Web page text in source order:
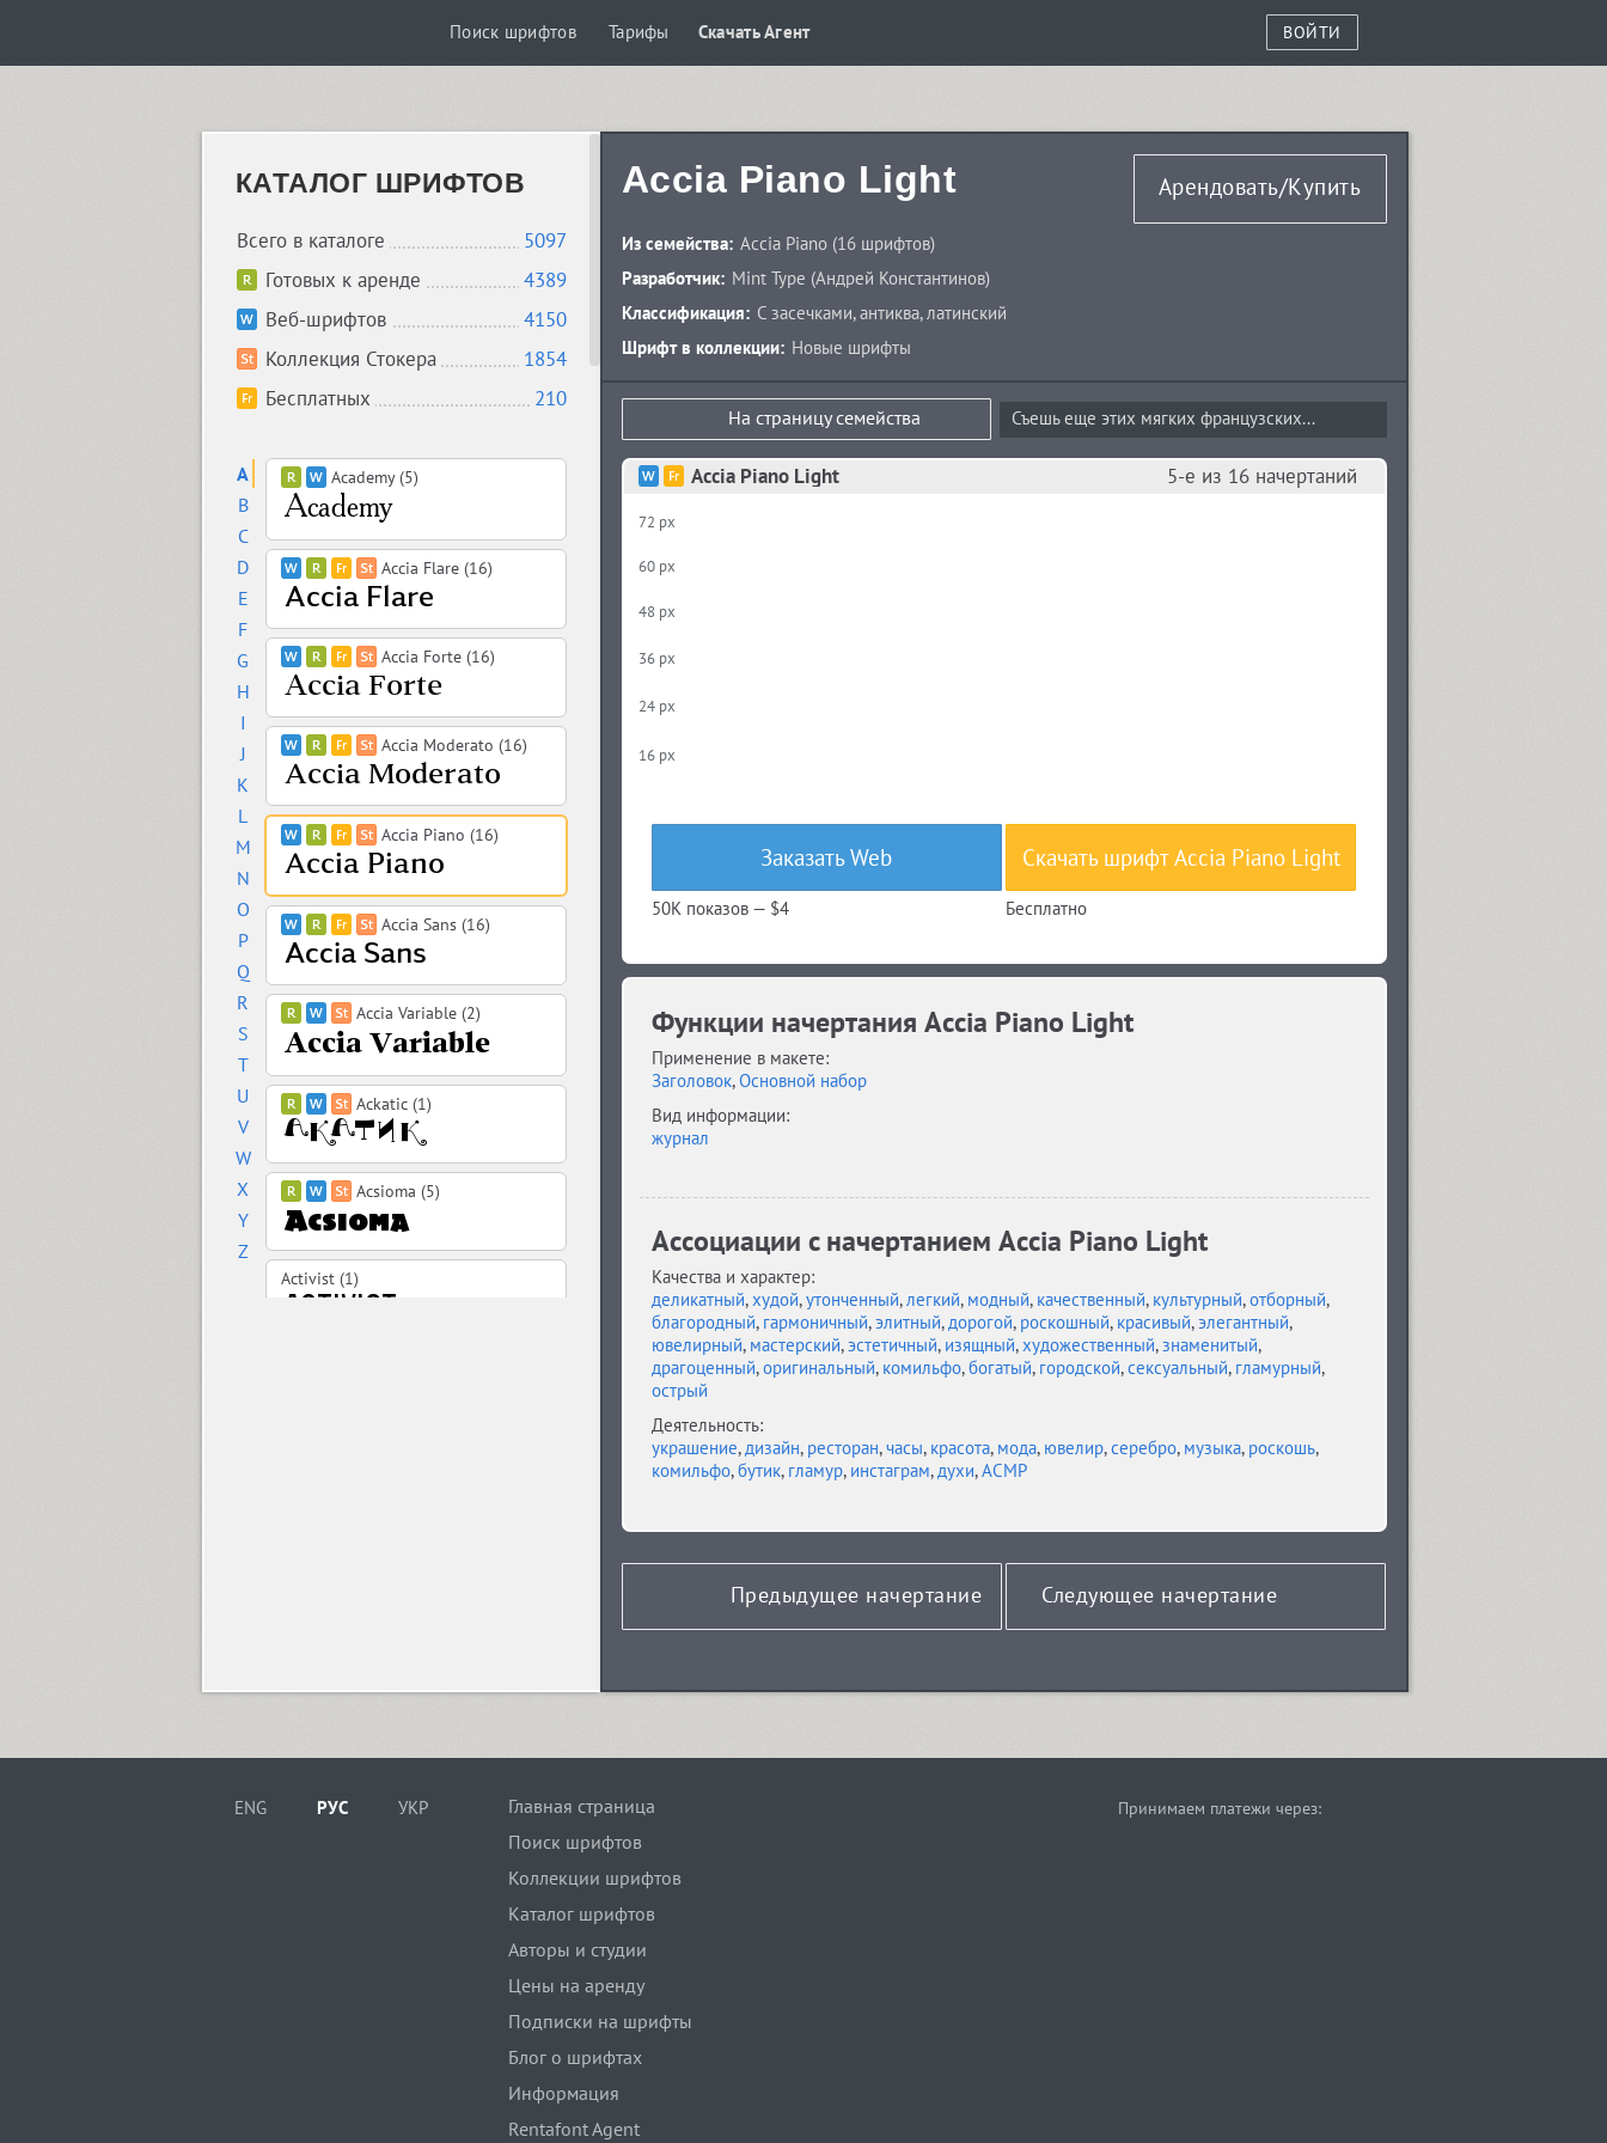
Поиск шрифтов Тарифы Скачать Агент ВОЙТИ
КАТАЛОГ ШРИФТОВ
Всего в каталоге
5097
Готовых к аренде
4389
Веб-шрифтов
4150
Коллекция Стокера
1854
Бесплатных
210
A
B
C
D
E
F
G
H
I
J
K
L
M
N
O
P
Q
R
S
T
U
V
W
X
Y
Z
Academy (5)
Accia Flare (16)
Accia Forte (16)
Accia Moderato (16)
Accia Piano (16)
Accia Sans (16)
Accia Variable (2)
Ackatic (1)
Acsioma (5)
Activist (1)
Adonis New (6)
Accia Piano Light Арендовать/Купить
Из семейства: Accia Piano (16 шрифтов)
Разработчик: Mint Type (Андрей Константинов)
Классификация: С засечками,антиква,латинский
Шрифт в коллекции: Новые шрифты
На страницу семейства Съешь еще этих мягких французских...
Accia Piano Light 5-е из 16 начертаний
72 px
60 px
48 px
36 px
24 px
16 px
Заказать Web
50K показов — $4
Скачать шрифт Accia Piano Light
Бесплатно
Функции начертания Accia Piano Light
Применение в макете:
Заголовок,Основной набор
Вид информации:
журнал
Ассоциации c начертанием Accia Piano Light
Качества и характер:
деликатный,худой,утонченный,легкий, модный, качественный, культурный,отборный,
благородный, гармоничный,элитный,дорогой, роскошный, красивый,элегантный,
ювелирный, мастерский,эстетичный, изящный,художественный,знаменитый,
драгоценный,оригинальный, комильфо,богатый, городской,сексуальный, гламурный,
острый
Деятельность:
украшение,дизайн, ресторан,часы, красота, мода, ювелир,серебро, музыка, роскошь,
комильфо,бутик, гламур, инстаграм,духи,АСМР
Предыдущее начертание Следующее начертание
ENG РУС УКР
Главная страница
Поиск шрифтов
Коллекции шрифтов
Каталог шрифтов
Авторы и студии
Цены на аренду
Подписки на шрифты
Блог о шрифтах
Информация
Rentafont Agent
Принимаем платежи через: